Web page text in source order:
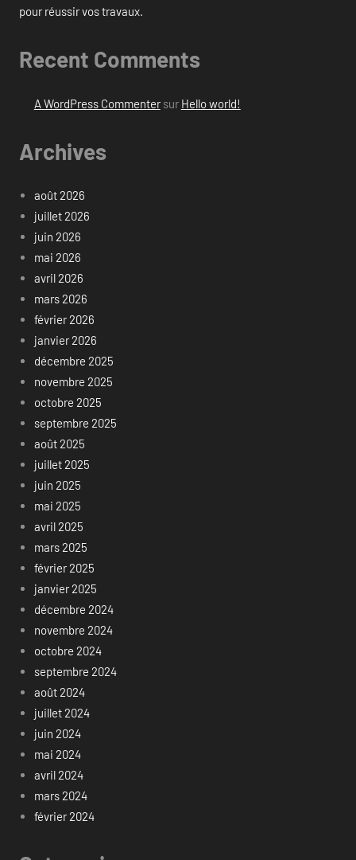
pour réussir vos travaux.
Recent Comments
A WordPress Commentersur Hello world!
Archives
août 2026
juillet 2026
juin 2026
mai 2026
avril 2026
mars 2026
février 2026
janvier 2026
décembre 2025
novembre 2025
octobre 2025
septembre 2025
août 2025
juillet 2025
juin 2025
mai 2025
avril 2025
mars 2025
février 2025
janvier 2025
décembre 2024
novembre 2024
octobre 2024
septembre 2024
août 2024
juillet 2024
juin 2024
mai 2024
avril 2024
mars 2024
février 2024